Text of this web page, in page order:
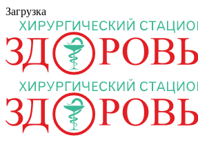
Загрузка